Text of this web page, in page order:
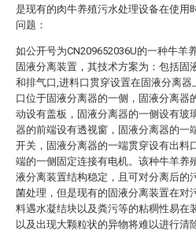
是现有的肉牛养殖污水处理设备在使用
问题：
如公开号为CN209652036U的一种牛羊
固液分离装置，其技术方案为：包括固
和排气口,进料口贯穿设置在固液分离器
口位于固液分离器的一侧，固液分离器
动设有盖板，固液分离器的一侧设有玻
器的前端设有透视窗，固液分离器的一
开关，固液分离器的一端贯穿设有出料
端的一侧固定连接有电机。该种牛羊养
液分离装置结构稳定，且可对分离后的
菌处理，但是现有的固液分离装置在对
料遇水凝结块以及粪污等的粘稠性易在
以及出现大颗粒状的异物将难以进行清